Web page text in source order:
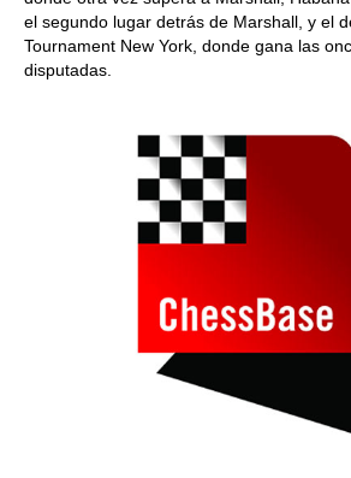
el segundo lugar detrás de Marshall, y el
Tournament New York, donde gana las
disputadas.